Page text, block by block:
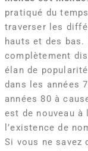
pratiqué du
traverser les
hauts et des
complètement
élan de
dans les années
années 80 à
est de nouveau
l’existence de
Si vous ne savez